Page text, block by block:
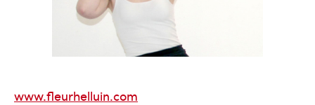
www.fleurhelluin.com